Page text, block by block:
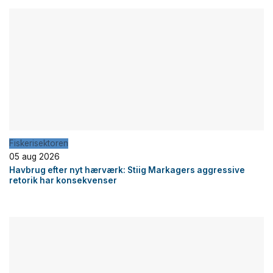
Fiskerisektoren
05 aug 2026
Havbrug efter nyt hærværk: Stiig Markagers aggressive
retorik har konsekvenser